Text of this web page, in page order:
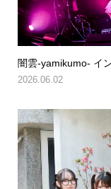
闇雲-yamikumo- イ
2026.06.02